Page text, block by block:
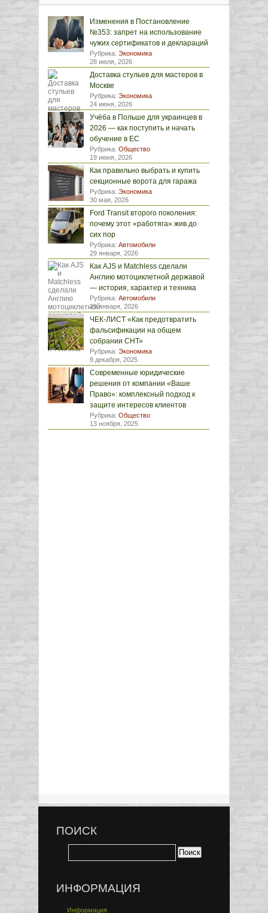
Изменения в Постановление
№353: запрет на использование
чужих сертификатов и деклараций
Рубрика: Экономика
28 июля, 2026
Доставка стульев для мастеров в
Москве
Рубрика: Экономика
24 июня, 2026
Учёба в Польше для украинцев в
2026 — как поступить и начать
обучение в ЕС
Рубрика: Общество
19 июня, 2026
Как правильно выбрать и купить
секционные ворота для гаража
Рубрика: Экономика
30 мая, 2026
Ford Transit второго поколения:
почему этот «работяга» жив до
сих пор
Рубрика: Автомобили
29 января, 2026
Как AJS и Matchless сделали
Англию мотоциклетной державой
— история, характер и техника
Рубрика: Автомобили
29 января, 2026
ЧЕК-ЛИСТ «Как предотвратить
фальсификации на общем
собрании СНТ»
Рубрика: Экономика
8 декабря, 2025
Современные юридические
решения от компании «Ваше
Право»: комплексный подход к
защите интересов клиентов
Рубрика: Общество
13 ноября, 2025
ПОИСК
ИНФОРМАЦИЯ
Информация